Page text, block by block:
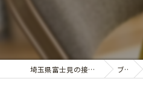
埼玉県富士見の接骨院ならさとう接骨院 ブログ